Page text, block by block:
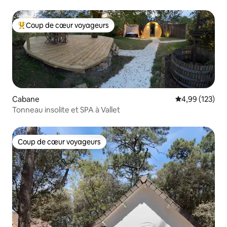
Coups de cœur voyageurs les plus appréciés
Coup de cœur voyageurs
Cabane Évaluation
4,99 (123)
Tonneau insolite et SPA à Vallet
Coup de cœur voyageurs
Coup de cœur voyageurs